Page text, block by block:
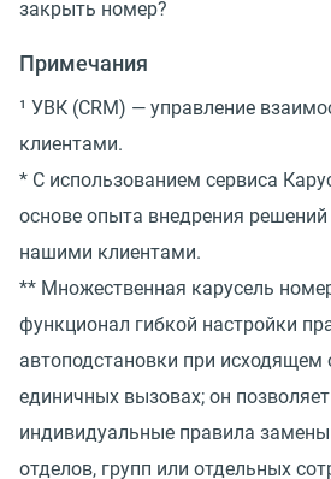
закрыть номер?
Примечания
¹ УВК (CRM) — управление
клиентами.
* С использованием сервиса
основе опыта внедрения решений
нашими клиентами.
** Множественная карусель
функционал гибкой настройки
автоподстановки при исходящем
единичных вызовах; он
индивидуальные правила
отделов, групп или отдельных